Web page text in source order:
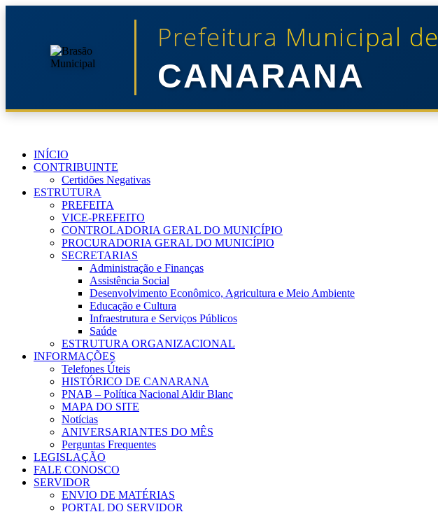
Prefeitura Municipal de
CANARANA
INÍCIO
CONTRIBUINTE
Certidões Negativas
ESTRUTURA
PREFEITA
VICE-PREFEITO
CONTROLADORIA GERAL DO MUNICÍPIO
PROCURADORIA GERAL DO MUNICÍPIO
SECRETARIAS
Administração e Finanças
Assistência Social
Desenvolvimento Econômico, Agricultura e Meio Ambiente
Educação e Cultura
Infraestrutura e Serviços Públicos
Saúde
ESTRUTURA ORGANIZACIONAL
INFORMAÇÕES
Telefones Úteis
HISTÓRICO DE CANARANA
PNAB – Política Nacional Aldir Blanc
MAPA DO SITE
Notícias
ANIVERSARIANTES DO MÊS
Perguntas Frequentes
LEGISLAÇÃO
FALE CONOSCO
SERVIDOR
ENVIO DE MATÉRIAS
PORTAL DO SERVIDOR